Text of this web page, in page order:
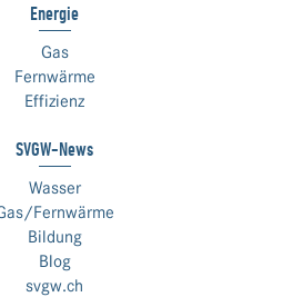
Energie
Gas
Fernwärme
Effizienz
SVGW-News
Wasser
Fernwärme
Bildung
Blog
svgw.ch